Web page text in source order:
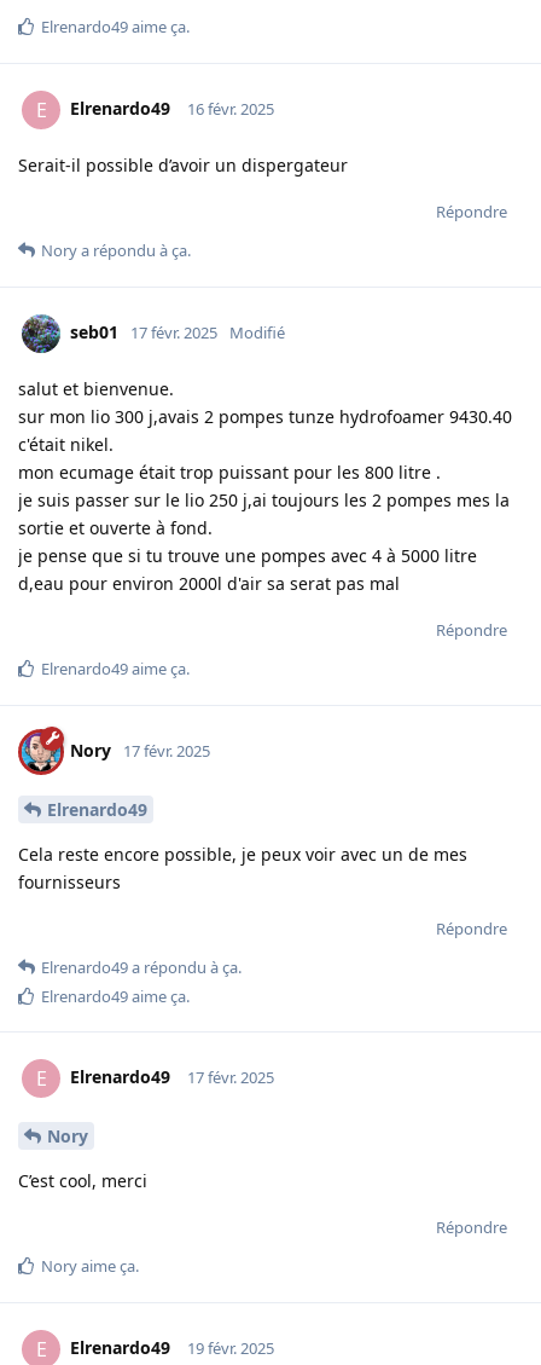
Elrenardo49aime ça.
E Elrenardo49 16 févr. 2025
Serait-il possible d’avoir un dispergateur
Répondre
Norya répondu à ça.
seb01 17 févr. 2025 Modifié
salut et bienvenue.
sur mon lio 300 j,avais 2 pompes tunze hydrofoamer 9430.40
c'était nikel.
mon ecumage était trop puissant pour les 800 litre .
je suis passer sur le lio 250 j,ai toujours les 2 pompes mes la
sortie et ouverte à fond.
je pense que si tu trouve une pompes avec 4 à 5000 litre
d,eau pour environ 2000l d'air sa serat pas mal
Répondre
Elrenardo49aime ça.
Nory 17 févr. 2025
Elrenardo49
Cela reste encore possible, je peux voir avec un de mes
fournisseurs
Répondre
Elrenardo49a répondu à ça.
Elrenardo49aime ça.
E Elrenardo49 17 févr. 2025
Nory
C’est cool, merci
Répondre
Noryaime ça.
E Elrenardo49 19 févr. 2025